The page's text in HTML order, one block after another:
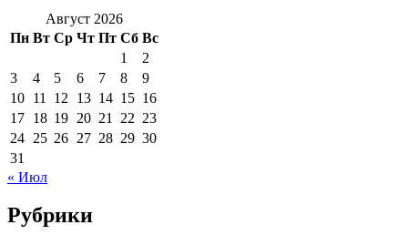
Август 2026
Пн Вт Ср Чт Пт Сб Вс
1
2
3
4 5 6 7 8
9
10 11 12 13 14 15 16
17 18 19 20 21 22 23
24 25 26 27 28 29 30
31
« Июл
Рубрики